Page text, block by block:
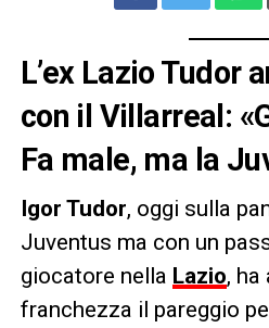
L’ex Lazio Tudor
con il Villarreal:
Fa male, ma la
Igor Tudor, oggi sulla
Juventus ma con un
giocatore nella Lazio,
franchezza il pareggio